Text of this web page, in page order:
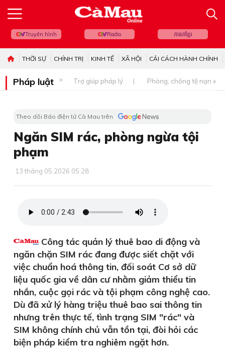
Truyền hình Radio ភាសាខ្មែរ
THỜI SỰ CHÍNH TRỊ KINH TẾ XÃ HỘI CẢI CÁCH HÀNH CHÍNH
Pháp luật Trợ giúp pháp lý Phòng, chống tệ nạn xã
Theo dõi Báo điện tử Cà Mau trên
Ngăn SIM rác, phòng ngừa tội
phạm
13 tháng 05 2026 05:28
Công tác quản lý thuê bao di động và
ngăn chặn SIM rác đang được siết chặt với
việc chuẩn hoá thông tin, đối soát Cơ sở dữ
liệu quốc gia về dân cư nhằm giảm thiểu tin
nhắn, cuộc gọi rác và tội phạm công nghệ cao.
Dù đã xử lý hàng triệu thuê bao sai thông tin
nhưng trên thực tế, tình trạng SIM "rác" và
SIM không chính chủ vẫn tồn tại, đòi hỏi các
biện pháp kiểm tra nghiêm ngặt hơn.